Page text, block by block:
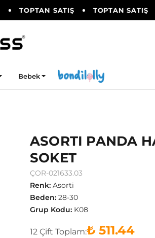
TOPTAN SATIŞ TOPTAN SATIŞ
Bebek
ASORTI PANDA
SOKET
ÇOR-021633.03
Renk: Asorti
Beden: 28-30
Grup Kodu: K08
12 Çift Toplam:₺ 511.44